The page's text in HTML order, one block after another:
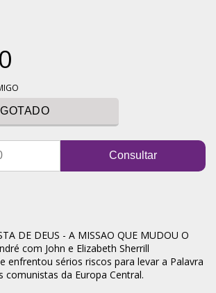
Consultar
DE DEUS - A MISSAO QUE MUDOU O
com John e Elizabeth Sherrill
enfrentou sérios riscos para levar a Palavra
comunistas da Europa Central.